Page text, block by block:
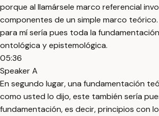
porque al llamársele marco referencial
componentes de un simple marco
para mí sería pues toda la
ontológica y epistemológica.
05:36
Speaker A
En segundo lugar, una fundamentación
como usted lo dijo, este también sería
fundamentación, es decir, principios con